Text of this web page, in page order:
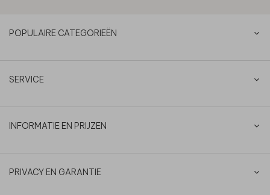
POPULAIRE CATEGORIEËN
SERVICE
INFORMATIE EN PRIJZEN
PRIVACY EN GARANTIE